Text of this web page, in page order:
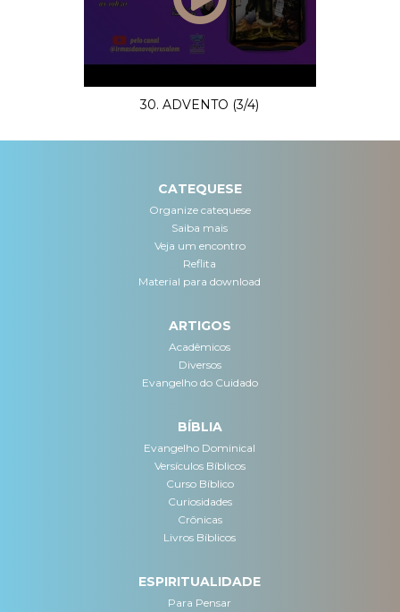
30. ADVENTO (3/4)
CATEQUESE
Organize catequese
Saiba mais
Veja um encontro
Reflita
Material para download
ARTIGOS
Acadêmicos
Diversos
Evangelho do Cuidado
BÍBLIA
Evangelho Dominical
Versículos Bíblicos
Curso Bíblico
Curiosidades
Crônicas
Livros Bíblicos
ESPIRITUALIDADE
Para Pensar